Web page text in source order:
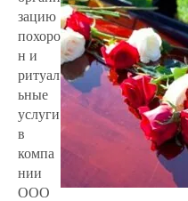
зацию
похоро
н и
ритуал
ьные
услуги
в
компа
нии
ООО